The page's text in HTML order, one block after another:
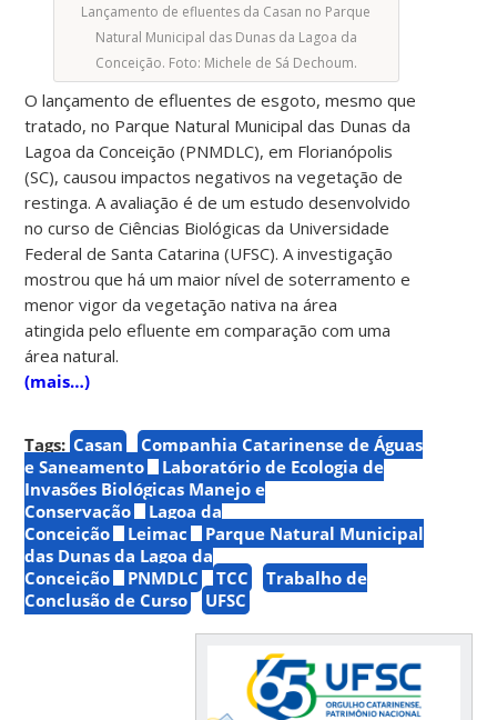
Lançamento de efluentes da Casan no Parque
Natural Municipal das Dunas da Lagoa da
Conceição. Foto: Michele de Sá Dechoum.
O lançamento de efluentes de esgoto, mesmo que
tratado, no Parque Natural Municipal das Dunas da
Lagoa da Conceição (PNMDLC), em Florianópolis
(SC), causou impactos negativos na vegetação de
restinga. A avaliação é de um estudo desenvolvido
no curso de Ciências Biológicas da Universidade
Federal de Santa Catarina (UFSC). A investigação
mostrou que há um maior nível de soterramento e
menor vigor da vegetação nativa na área
atingida pelo efluente em comparação com uma
área natural.
(mais…)
Tags: Casan
Companhia Catarinense de Águas
e Saneamento
Laboratório de Ecologia de
Invasões Biológicas Manejo e
Conservação
Lagoa da
Conceição
Leimac
Parque Natural Municipal
das Dunas da Lagoa da
Conceição
PNMDLC TCC
Trabalho de
Conclusão de Curso
UFSC